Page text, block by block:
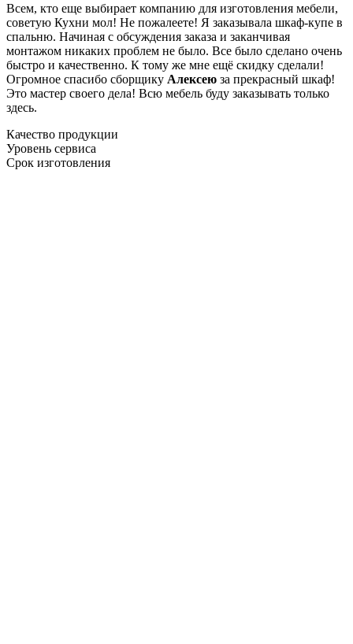
Всем, кто еще выбирает компанию для изготовления мебели,
советую Кухни мол! Не пожалеете! Я заказывала шкаф-купе в
спальню. Начиная с обсуждения заказа и заканчивая
монтажом никаких проблем не было. Все было сделано очень
быстро и качественно. К тому же мне ещё скидку сделали!
Огромное спасибо сборщику Алексею за прекрасный шкаф!
Это мастер своего дела! Всю мебель буду заказывать только
здесь.
Качество продукции
Уровень сервиса
Срок изготовления